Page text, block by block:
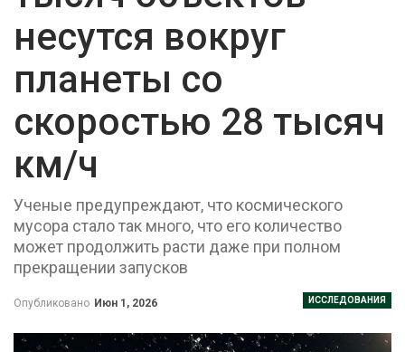
несутся вокруг
планеты со
скоростью 28 тысяч
км/ч
Ученые предупреждают, что космического
мусора стало так много, что его количество
может продолжить расти даже при полном
прекращении запусков
ИССЛЕДОВАНИЯ
Опубликовано Июн 1, 2026